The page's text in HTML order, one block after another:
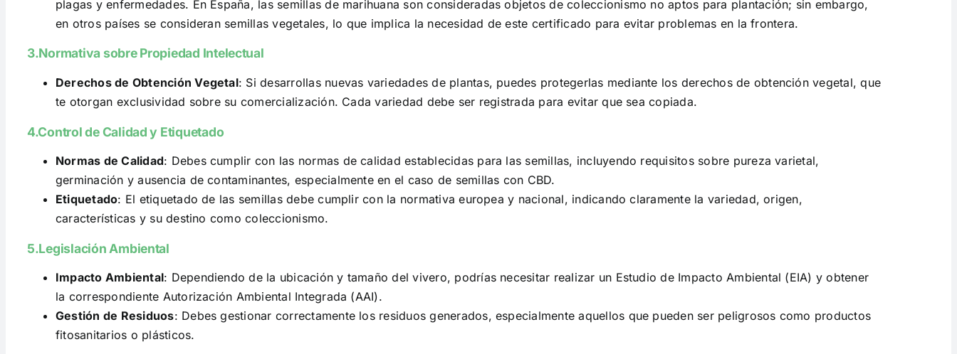
plagas y enfermedades. En España, las semillas de marihuana son consideradas objetos de coleccionismo no aptos para plantación; sin embargo,
en otros países se consideran semillas vegetales, lo que implica la necesidad de este certificado para evitar problemas en la frontera.
3.Normativa sobre Propiedad Intelectual
Derechos de Obtención Vegetal: Si desarrollas nuevas variedades de plantas, puedes protegerlas mediante los derechos de obtención vegetal, que
te otorgan exclusividad sobre su comercialización. Cada variedad debe ser registrada para evitar que sea copiada.
4.Control de Calidad y Etiquetado
Normas de Calidad: Debes cumplir con las normas de calidad establecidas para las semillas, incluyendo requisitos sobre pureza varietal,
germinación y ausencia de contaminantes, especialmente en el caso de semillas con CBD.
Etiquetado: El etiquetado de las semillas debe cumplir con la normativa europea y nacional, indicando claramente la variedad, origen,
características y su destino como coleccionismo.
5.Legislación Ambiental
Impacto Ambiental: Dependiendo de la ubicación y tamaño del vivero, podrías necesitar realizar un Estudio de Impacto Ambiental (EIA) y obtener
la correspondiente Autorización Ambiental Integrada (AAI).
Gestión de Residuos: Debes gestionar correctamente los residuos generados, especialmente aquellos que pueden ser peligrosos como productos
fitosanitarios o plásticos.